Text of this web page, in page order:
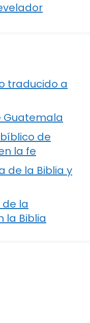
traducido a
Guatemala
de
la fe
de la Biblia y
la
la Biblia